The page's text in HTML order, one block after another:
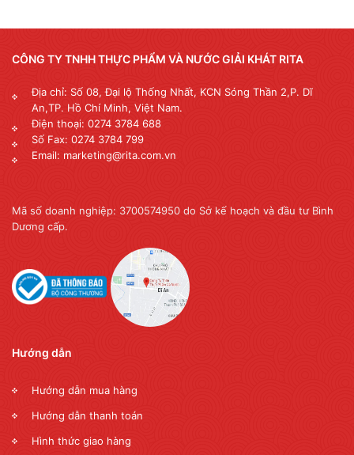
CÔNG TY TNHH THỰC PHẨM VÀ NƯỚC GIẢI KHÁT RITA
Địa chỉ: Số 08, Đại lộ Thống Nhất, KCN Sóng Thần 2,P. Dĩ
An,TP. Hồ Chí Minh, Việt Nam.
Điện thoại: 0274 3784 688
Số Fax: 0274 3784 799
Email: marketing@rita.com.vn
Mã số doanh nghiệp: 3700574950 do Sở kế hoạch và đầu tư Bình
Dương cấp.
Hướng dẫn
Hướng dẫn mua hàng
Hướng dẫn thanh toán
Hình thức giao hàng